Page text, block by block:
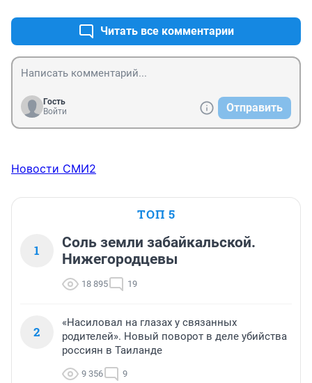
Читать все комментарии
Гость
Войти
Отправить
Новости СМИ2
ТОП 5
1
Соль земли забайкальской.
Нижегородцевы
18 895 19
2
«Насиловал на глазах у связанных
родителей». Новый поворот в деле убийства
россиян в Таиланде
9 356 9